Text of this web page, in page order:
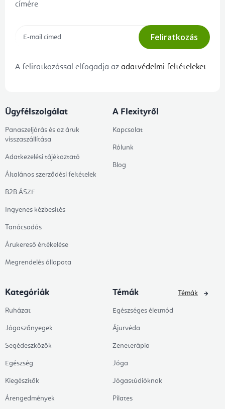
címére
Feliratkozás
A feliratkozással elfogadja az adatvédelmi feltételeket
Ügyfélszolgálat
Panaszeljárás és az áruk
visszaszállítása
Adatkezelési tájékoztató
Általános szerződési feltételek
B2B ÁSZF
Ingyenes kézbesítés
Tanácsadás
Árukereső értékelése
Megrendelés állapota
A Flexityről
Kapcsolat
Rólunk
Blog
Kategóriák
Ruházat
Jógaszőnyegek
Segédeszközök
Egészség
Kiegészítők
Árengedmények
Témák
Egészséges életmód
Ájurvéda
Zeneterápia
Jóga
Jógastúdióknak
Pilates
Témák